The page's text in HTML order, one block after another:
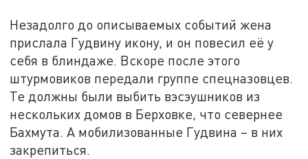
Незадолго до описываемых событий жена
прислала Гудвину икону, и он повесил её у
себя в блиндаже. Вскоре после этого
штурмовиков передали группе спецназовцев.
Те должны были выбить вэсэушников из
нескольких домов в Берховке, что севернее
Бахмута. А мобилизованные Гудвина – в них
закрепиться.